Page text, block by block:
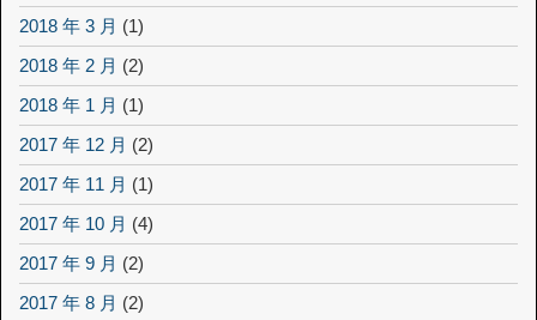
2018 年 3 月 (1)
2018 年 2 月 (2)
2018 年 1 月 (1)
2017 年 12 月 (2)
2017 年 11 月 (1)
2017 年 10 月 (4)
2017 年 9 月 (2)
2017 年 8 月 (2)